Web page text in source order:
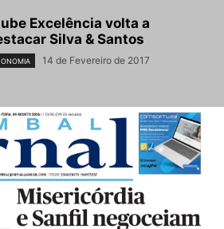
Excelência volta a
Silva & Santos
14 de Fevereiro de 2017